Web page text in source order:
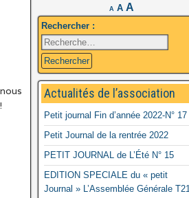
A A A
Rechercher :
Actualités de l’association
Petit journal Fin d’année 2022-N° 17
Petit Journal de la rentrée 2022
PETIT JOURNAL de L’Été N° 15
EDITION SPECIALE du « petit
Journal » L’Assemblée Générale T21